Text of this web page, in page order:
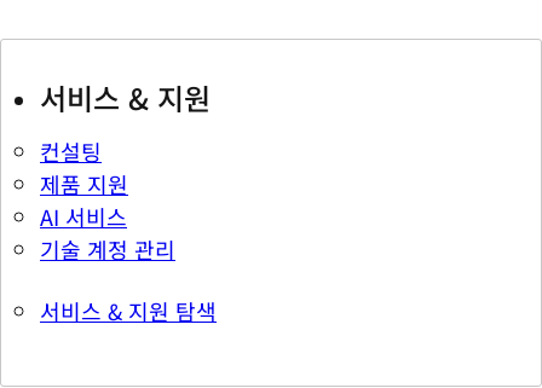
서비스 & 지원
컨설팅
제품 지원
AI 서비스
기술 계정 관리
서비스 & 지원 탐색